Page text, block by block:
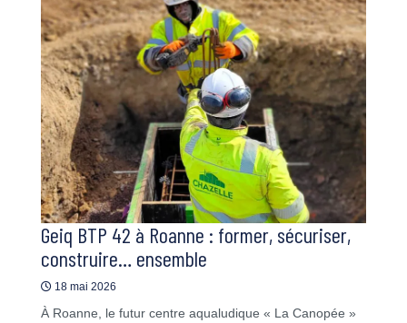
Geiq BTP 42 à Roanne : former, sécuriser,
construire… ensemble
18 mai 2026
À Roanne, le futur centre aqualudique « La Canopée »